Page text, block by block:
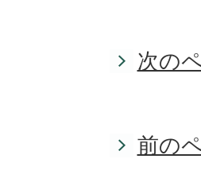
次の
前の